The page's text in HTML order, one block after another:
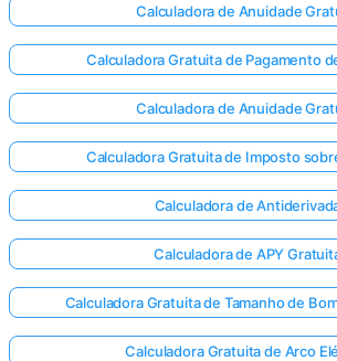
Calculadora de Anuidade
Calculadora Gratuita de Pagamento
Calculadora de Anuidade
Calculadora Gratuita de Imposto
Calculadora de
Calculadora de APY
Calculadora Gratuita de Tamanho de
Calculadora Gratuita de Arco